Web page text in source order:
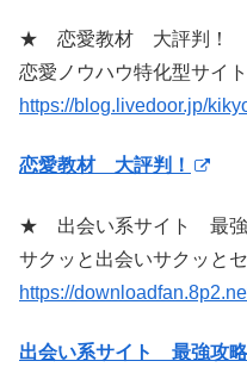
★ 恋愛教材 大評判！
恋愛ノウハウ特化型サイト
https://blog.livedoor.jp/
恋愛教材 大評判！
★ 出会い系サイト 最強
サクッと出会いサクッと
https://
出会い系サイト 最強攻略